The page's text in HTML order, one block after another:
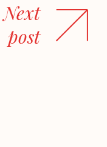
Next
post